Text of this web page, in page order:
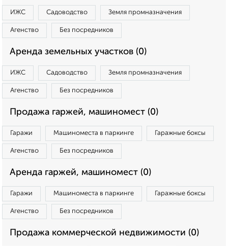
ИЖС Садоводство Земля промназначения
Агенство Без посредников
Аренда земельных участков (0)
ИЖС Садоводство Земля промназначения
Агенство Без посредников
Продажа гаржей, машиномест (0)
Гаражи Машиноместа в паркинге Гаражные боксы
Агенство Без посредников
Аренда гаржей, машиномест (0)
Гаражи Машиноместа в паркинге Гаражные боксы
Агенство Без посредников
Продажа коммерческой недвижимости (0)